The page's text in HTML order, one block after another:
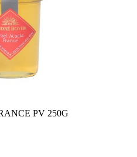
PV 250G